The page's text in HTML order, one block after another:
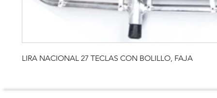
LIRA NACIONAL 27 TECLAS CON BOLILLO, FAJA